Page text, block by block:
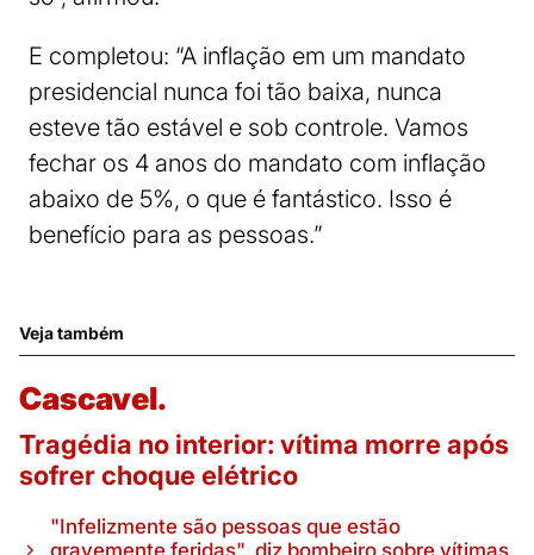
E completou: “A inflação em um mandato
presidencial nunca foi tão baixa, nunca
esteve tão estável e sob controle. Vamos
fechar os 4 anos do mandato com inflação
abaixo de 5%, o que é fantástico. Isso é
benefício para as pessoas.”
Veja também
Cascavel.
Tragédia no interior: vítima morre após
sofrer choque elétrico
"Infelizmente são pessoas que estão
gravemente feridas", diz bombeiro sobre vítimas